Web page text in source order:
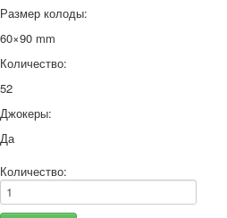
Размер колоды:
60×90 mm
Количество:
52
Джокеры:
Да
Количество: